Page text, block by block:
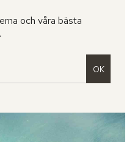
och våra bästa
OK